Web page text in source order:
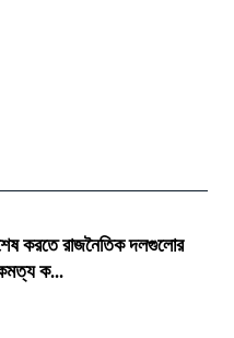
করতে রাজনৈতিক দলগুলোর
ক...